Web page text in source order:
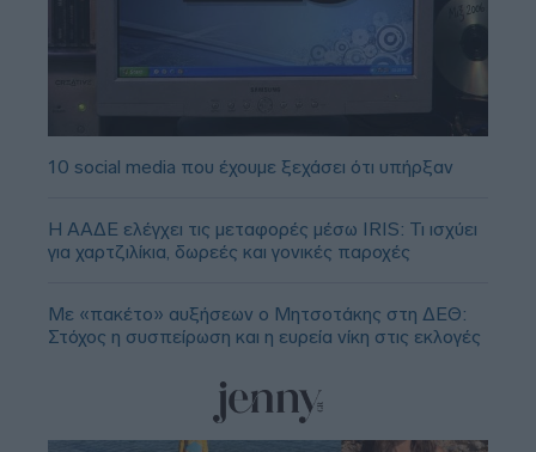
10 social media που έχουμε ξεχάσει ότι υπήρξαν
Η ΑΑΔΕ ελέγχει τις μεταφορές μέσω IRIS: Τι ισχύει
για χαρτζιλίκια, δωρεές και γονικές παροχές
Με «πακέτο» αυξήσεων ο Μητσοτάκης στη ΔΕΘ:
Στόχος η συσπείρωση και η ευρεία νίκη στις εκλογές